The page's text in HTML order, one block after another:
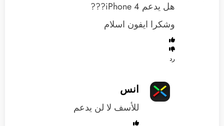
هل يدعم iPhone 4???
وشكرا ايفون اسلام
رد
انس
للأسف لا لن يدعم